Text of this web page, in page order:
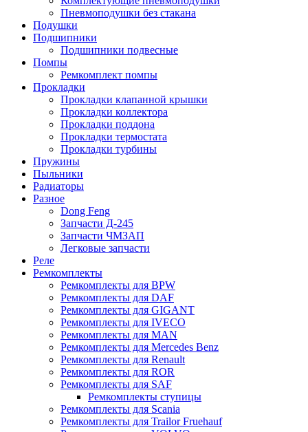
Пневмоподушки без стакана
Подушки
Подшипники
Подшипники подвесные
Помпы
Ремкомплект помпы
Прокладки
Прокладки клапанной крышки
Прокладки коллектора
Прокладки поддона
Прокладки термостата
Прокладки турбины
Пружины
Пыльники
Радиаторы
Разное
Dong Feng
Запчасти Д-245
Запчасти ЧМЗАП
Легковые запчасти
Реле
Ремкомплекты
Ремкомплекты для BPW
Ремкомплекты для DAF
Ремкомплекты для GIGANT
Ремкомплекты для IVECO
Ремкомплекты для MAN
Ремкомплекты для Mercedes Benz
Ремкомплекты для Renault
Ремкомплекты для ROR
Ремкомплекты для SAF
Ремкомплекты ступицы
Ремкомплекты для Scania
Ремкомплекты для Trailor Fruehauf